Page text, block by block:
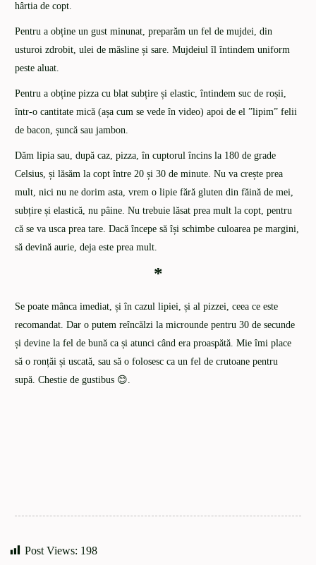
hârtia de copt.
Pentru a obține un gust minunat, preparăm un fel de mujdei, din
usturoi zdrobit, ulei de măsline și sare. Mujdeiul îl întindem uniform
peste aluat.
Pentru a obține pizza cu blat subțire și elastic, întindem suc de roșii,
într-o cantitate mică (așa cum se vede în video) apoi de el ”lipim” felii
de bacon, șuncă sau jambon.
Dăm lipia sau, după caz, pizza, în cuptorul încins la 180 de grade
Celsius, și lăsăm la copt între 20 și 30 de minute. Nu va crește prea
mult, nici nu ne dorim asta, vrem o lipie fără gluten din făină de mei,
subțire și elastică, nu pâine. Nu trebuie lăsat prea mult la copt, pentru
că se va usca prea tare. Dacă începe să își schimbe culoarea pe margini,
să devină aurie, deja este prea mult.
*
Se poate mânca imediat, și în cazul lipiei, și al pizzei, ceea ce este
recomandat. Dar o putem reîncălzi la microunde pentru 30 de secunde
și devine la fel de bună ca și atunci când era proaspătă. Mie îmi place
să o ronțăi și uscată, sau să o folosesc ca un fel de crutoane pentru
supă. Chestie de gustibus 😊.
Post Views: 198